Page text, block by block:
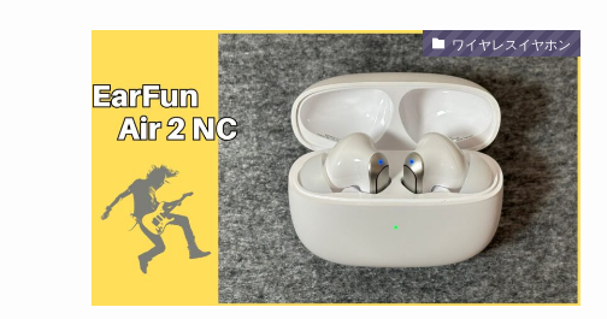
ワイヤレスイヤホン